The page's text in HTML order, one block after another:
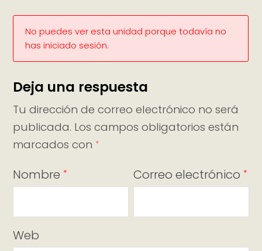
No puedes ver esta unidad porque todavía no
has iniciado sesión.
Deja una respuesta
Tu dirección de correo electrónico no será
publicada. Los campos obligatorios están
marcados con *
Nombre * Correo electrónico *
Web